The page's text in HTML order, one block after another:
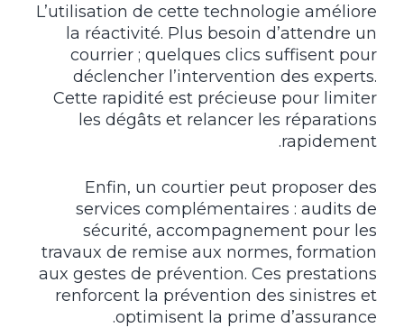
L’utilisation de cette technologie améliore
la réactivité. Plus besoin d’attendre un
courrier ; quelques clics suffisent pour
déclencher l’intervention des experts.
Cette rapidité est précieuse pour limiter
les dégâts et relancer les réparations
rapidement.
Enfin, un courtier peut proposer des
services complémentaires : audits de
sécurité, accompagnement pour les
travaux de remise aux normes, formation
aux gestes de prévention. Ces prestations
renforcent la prévention des sinistres et
optimisent la prime d’assurance.